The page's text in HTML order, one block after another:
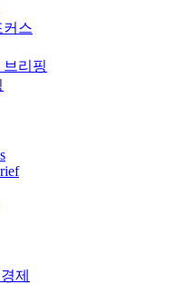
커스
리핑
제